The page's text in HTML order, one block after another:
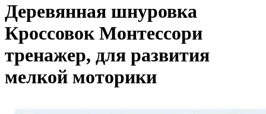
Деревянная шнуровка
Кроссовок Монтессори
тренажер, для развития
мелкой моторики